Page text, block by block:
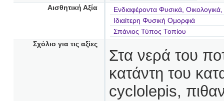
Αισθητική Αξία
Ενδιαφέροντα Φυσικά,
Ιδιαίτερη Φυσική Ομορφιά
Σπάνιος Τύπος Τοπίου
Σχόλιο για τις αξίες
Στα νερά του
κατάντη του
cyclolepis,